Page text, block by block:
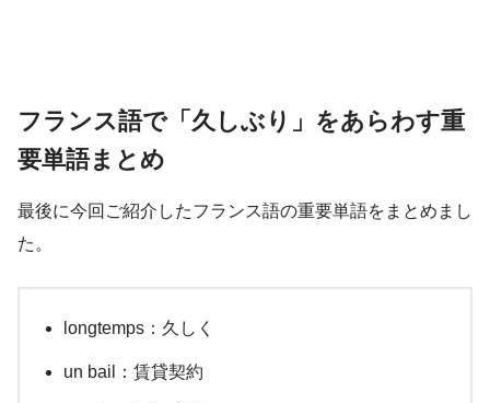
フランス語で「久しぶり」をあらわす重
要単語まとめ
最後に今回ご紹介したフランス語の重要単語をまとめまし
た。
longtemps：久しく
un bail：賃貸契約